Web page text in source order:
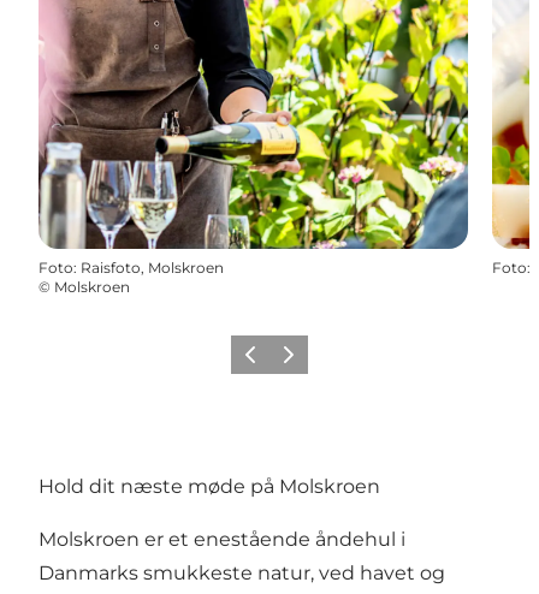
Foto: Raisfoto, Molskroen
© Molskroen
Foto:
ForrigeNæste
Hold dit næste møde på Molskroen
Molskroen er et enestående åndehul i
Danmarks smukkeste natur, ved havet og